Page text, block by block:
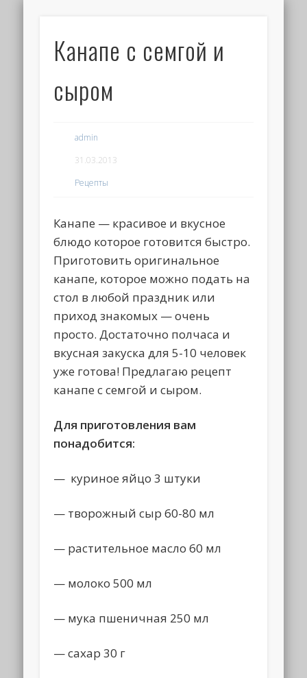
Канапе с семгой и
сыром
admin
31.03.2013
Рецепты
Канапе — красивое и вкусное
блюдо которое готовится быстро.
Приготовить оригинальное
канапе, которое можно подать на
стол в любой праздник или
приход знакомых — очень
просто. Достаточно полчаса и
вкусная закуска для 5-10 человек
уже готова! Предлагаю рецепт
канапе с семгой и сыром.
Для приготовления вам
понадобится:
— куриное яйцо 3 штуки
— творожный сыр 60-80 мл
— растительное масло 60 мл
— молоко 500 мл
— мука пшеничная 250 мл
— сахар 30 г